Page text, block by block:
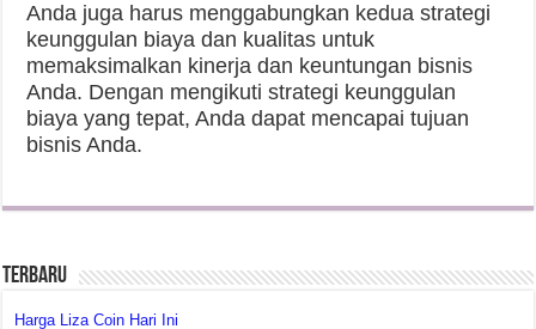
Anda juga harus menggabungkan kedua strategi
keunggulan biaya dan kualitas untuk
memaksimalkan kinerja dan keuntungan bisnis
Anda. Dengan mengikuti strategi keunggulan
biaya yang tepat, Anda dapat mencapai tujuan
bisnis Anda.
Terbaru
Harga Liza Coin Hari Ini